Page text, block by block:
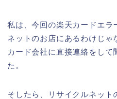
私は、今回の楽天カードエラ
ネットのお店にあるわけじゃ
カード会社に直接連絡をして
た。
そしたら、リサイクルネット